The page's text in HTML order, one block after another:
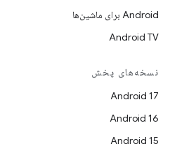
Android برای ماشین‌ها
Android TV
نسخه‌های پخش
Android 17
Android 16
Android 15